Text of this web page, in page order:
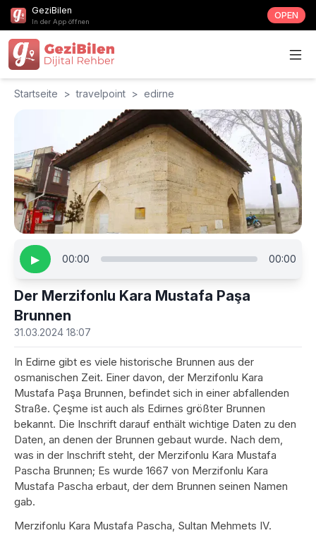
GeziBilen
In der App öffnen
OPEN
Startseite > travelpoint > edirne
▶ 00:00 00:00
Der Merzifonlu Kara Mustafa Paşa
Brunnen
31.03.2024 18:07
In Edirne gibt es viele historische Brunnen aus der
osmanischen Zeit. Einer davon, der Merzifonlu Kara
Mustafa Paşa Brunnen, befindet sich in einer abfallenden
Straße. Çeşme ist auch als Edirnes größter Brunnen
bekannt. Die Inschrift darauf enthält wichtige Daten zu den
Daten, an denen der Brunnen gebaut wurde. Nach dem,
was in der Inschrift steht, der Merzifonlu Kara Mustafa
Pascha Brunnen; Es wurde 1667 von Merzifonlu Kara
Mustafa Pascha erbaut, der dem Brunnen seinen Namen
gab.
Merzifonlu Kara Mustafa Pascha, Sultan Mehmets IV.